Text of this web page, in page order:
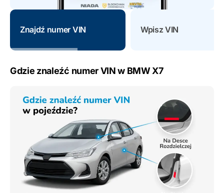
Znajdź numer VIN Wpisz VIN
Gdzie znaleźć numer VIN w BMW X7